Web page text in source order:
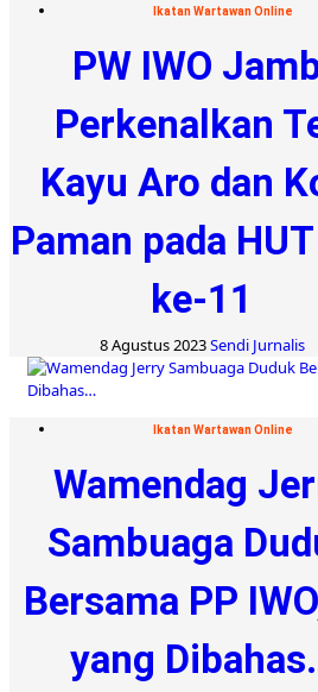
Ikatan Wartawan Online
PW IWO
Perkenalkan
Kayu Aro dan
Paman pada
ke-11
8 Agustus 2023Sendi Jurnalis
Ikatan Wartawan Online
Wamendag
Sambuaga
Bersama PP
yang